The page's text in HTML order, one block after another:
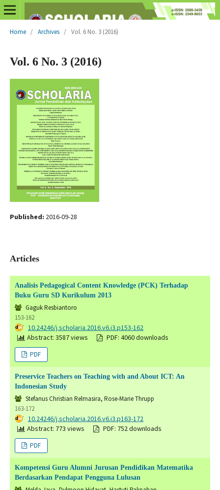
Home / Archives / Vol. 6 No. 3 (2016)
Vol. 6 No. 3 (2016)
Published: 2016-09-28
Articles
Analisis Pedagogical Content Knowledge (PCK) Terhadap
Buku Guru SD Kurikulum 2013
Gaguk Resbiantoro
153-162
DOI: 10.24246/j.scholaria.2016.v6.i3.p153-162
Abstract: 3587 views
PDF: 4060 downloads
PDF
Preservice Teachers on Teaching with and About ICT: An
Indonesian Study
Stefanus Christian Relmasira, Rose-Marie Thrupp
163-172
DOI: 10.24246/j.scholaria.2016.v6.i3.p163-172
Abstract: 773 views
PDF: 752 downloads
PDF
Kompetensi Guru Alumni Jurusan Pendidikan Matematika
Berdasarkan Pendapat Pengguna Lulusan